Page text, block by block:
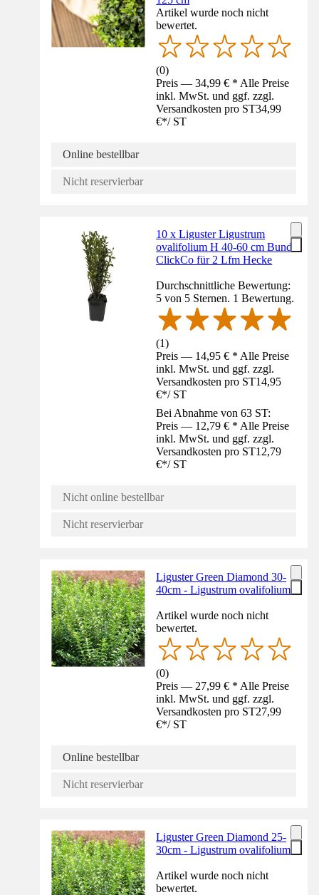
Artikel wurde noch nicht
bewertet.
(0)
Preis — 34,99 € * Alle Preise
inkl. MwSt. und ggf. zzgl.
Versandkosten pro ST34,99
€*/ ST
Online bestellbar
Nicht reservierbar
10 x Liguster Ligustrum
ovalifolium H 40-60 cm Bund
ClickCo für 2 Lfm Hecke
Durchschnittliche Bewertung:
5 von 5 Sternen. 1 Bewertung.
(1)
Preis — 14,95 € * Alle Preise
inkl. MwSt. und ggf. zzgl.
Versandkosten pro ST14,95
€*/ ST
Bei Abnahme von 63 ST:
Preis — 12,79 € * Alle Preise
inkl. MwSt. und ggf. zzgl.
Versandkosten pro ST12,79
€*/ ST
Nicht online bestellbar
Nicht reservierbar
Liguster Green Diamond 30-
40cm - Ligustrum ovalifolium
Artikel wurde noch nicht
bewertet.
(0)
Preis — 27,99 € * Alle Preise
inkl. MwSt. und ggf. zzgl.
Versandkosten pro ST27,99
€*/ ST
Online bestellbar
Nicht reservierbar
Liguster Green Diamond 25-
30cm - Ligustrum ovalifolium
Artikel wurde noch nicht
bewertet.